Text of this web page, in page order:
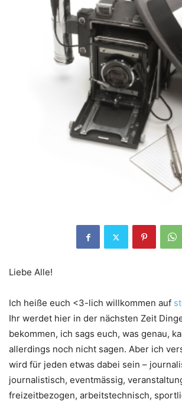
Liebe Alle!
Ich heiße euch <3-lich willkommen auf
Ihr werdet hier in der nächsten Zeit
bekommen, ich sags euch, was genau,
allerdings noch nicht sagen. Aber ich
wird für jeden etwas dabei sein –
journalistisch, eventmässig,
freizeitbezogen, arbeitstechnisch,